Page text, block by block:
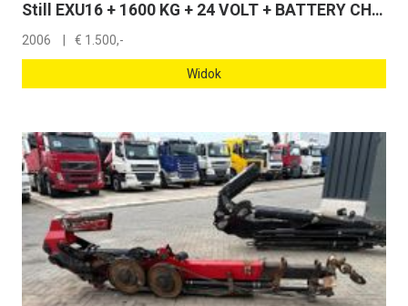
Still EXU16 + 1600 KG + 24 VOLT + BATTERY CHARGER
2006 € 1.500,-
Widok